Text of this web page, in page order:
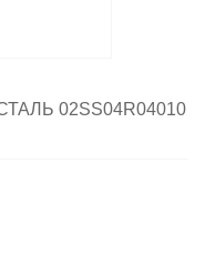
02SS04R04010